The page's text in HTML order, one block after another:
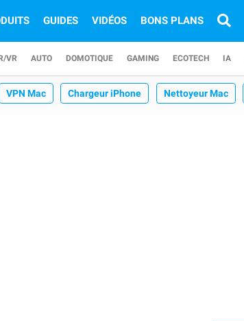
GUIDES VIDÉOS BONS PLANS
VR AUTO DOMOTIQUE GAMING ECOTECH IA
VPN Mac Chargeur iPhone Nettoyeur Mac